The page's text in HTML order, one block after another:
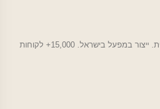
טפטים, מדבקות קיר וציפויי זכוכית. ייצור במפעל בישראל. 15,000+ לקוחות